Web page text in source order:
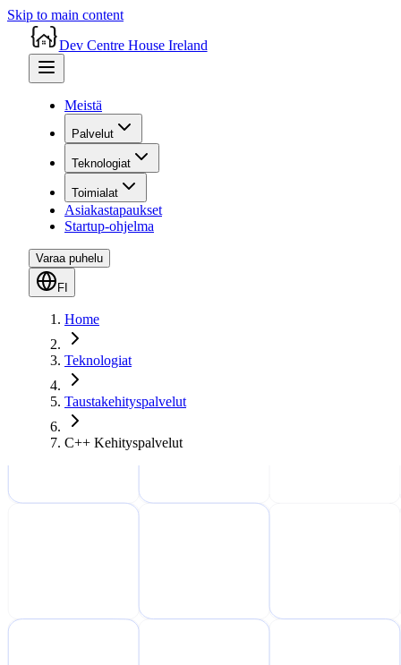
Skip to main content
Dev Centre House Ireland
Meistä
Palvelut
Teknologiat
Toimialat
Asiakastapaukset
Startup-ohjelma
Varaa puhelu
FI
Home
Teknologiat
Taustakehityspalvelut
C++ Kehityspalvelut